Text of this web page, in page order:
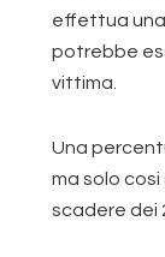
effettua
potrebbe
vittima.
Una
ma solo cosi
scadere dei